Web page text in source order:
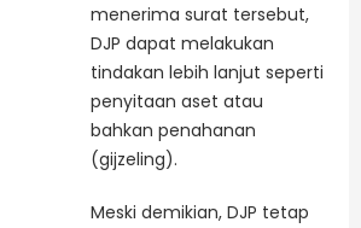
menerima surat tersebut,
DJP dapat melakukan
tindakan lebih lanjut seperti
penyitaan aset atau
bahkan penahanan
(gijzeling).
Meski demikian, DJP tetap